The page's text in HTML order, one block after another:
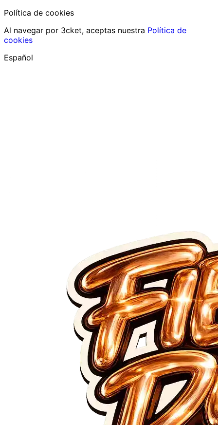
Política de cookies
Al navegar por 3cket, aceptas nuestra Política de
cookies
Español